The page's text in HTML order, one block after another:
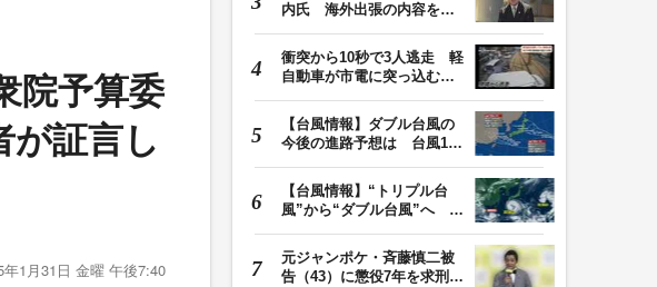
院予算委
証言し
年1月31日 金曜 午後7:40
内氏 海外出張の内容を説
衝突から10秒で3人逃走 軽
自動車が市電に突っ込む一
【台風情報】ダブル台風の
今後の進路予想は 台風13
【台風情報】“トリプル台
風”から“ダブル台風”へ 13
元ジャンポケ・斉藤慎二被
告（43）に懲役7年を求刑